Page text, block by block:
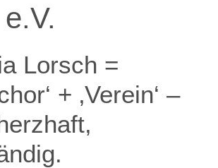
Lorsch =
+ ‚Verein‘ –